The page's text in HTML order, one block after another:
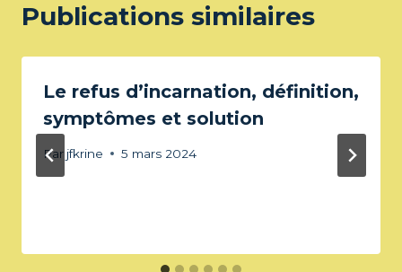
Publications similaires
Le refus d’incarnation, définition,
symptômes et solution
Par jfkrine 5 mars 2024